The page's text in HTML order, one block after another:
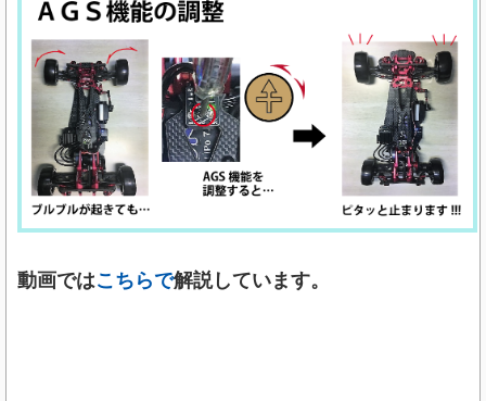
動画ではこちらで解説しています。